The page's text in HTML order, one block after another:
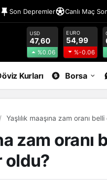
Son Depremler Canlı Maç
USD
47,60
%0.06
EURO
54,99
%-0.06
Kurları Borsa
Yaşlılık maaşına zam oranı
zam
oldu?